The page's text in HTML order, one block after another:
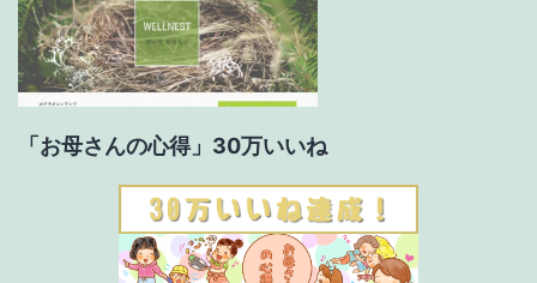
「お母さんの心得」30万いいね